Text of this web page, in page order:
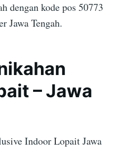
dengan kode pos 50773
Jawa Tengah.
– Jawa
Indoor Lopait Jawa